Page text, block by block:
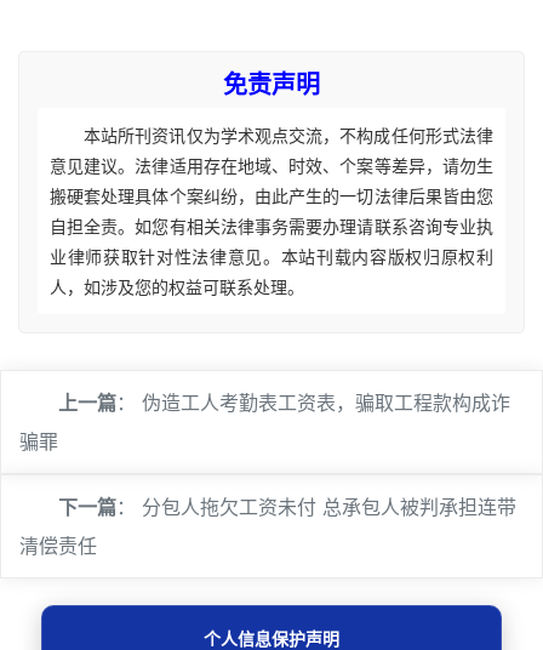
免责声明
本站所刊资讯仅为学术观点交流，不构成任何形式法律
意见建议。法律适用存在地域、时效、个案等差异，请勿生
搬硬套处理具体个案纠纷，由此产生的一切法律后果皆由您
自担全责。如您有相关法律事务需要办理请联系咨询专业执
业律师获取针对性法律意见。本站刊载内容版权归原权利
人，如涉及您的权益可联系处理。
上一篇： 伪造工人考勤表工资表，骗取工程款构成诈
骗罪
下一篇： 分包人拖欠工资未付 总承包人被判承担连带
清偿责任
个人信息保护声明